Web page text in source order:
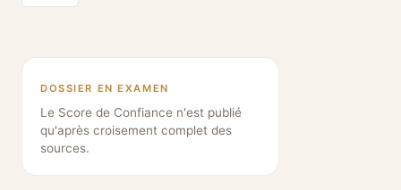
DOSSIER EN EXAMEN
Le Score de Confiance n'est publié
qu'après croisement complet des
sources.